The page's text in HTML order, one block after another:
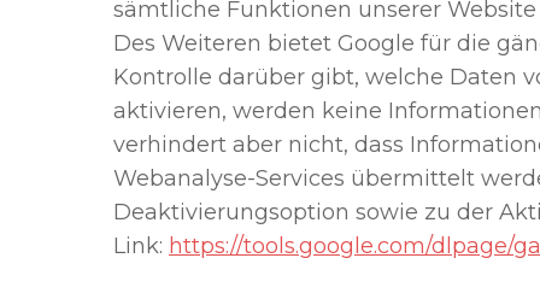
sämtliche Funktionen unserer
Des Weiteren bietet Google für die
Kontrolle darüber gibt, welche Daten
aktivieren, werden keine
verhindert aber nicht, dass
Webanalyse-Services übermittelt
Deaktivierungsoption sowie zu der
Link: https://tools.google.com/dlpage/